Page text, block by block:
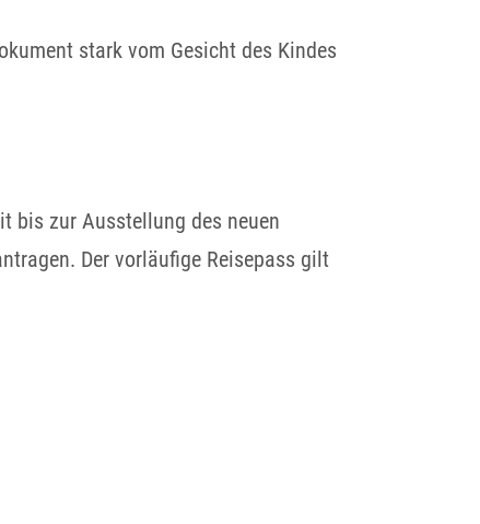
stark vom Gesicht des Kindes
bis zur Ausstellung des neuen
Der vorläufige Reisepass gilt